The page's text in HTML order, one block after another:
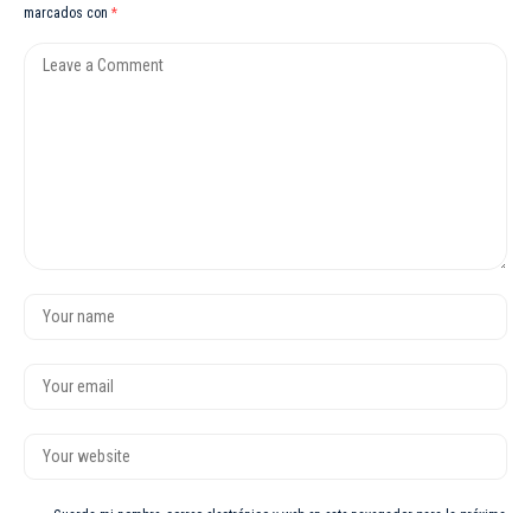
marcados con *